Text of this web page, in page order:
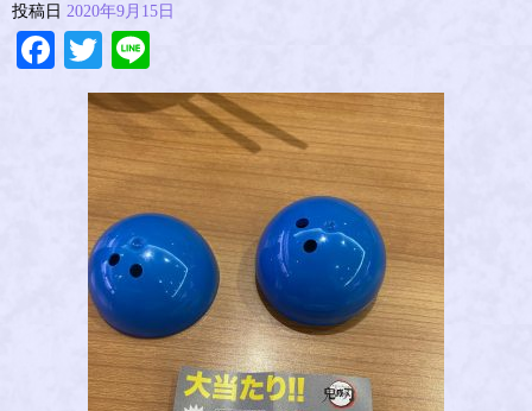
投稿日 2020年9月15日
Facebook
Twitter